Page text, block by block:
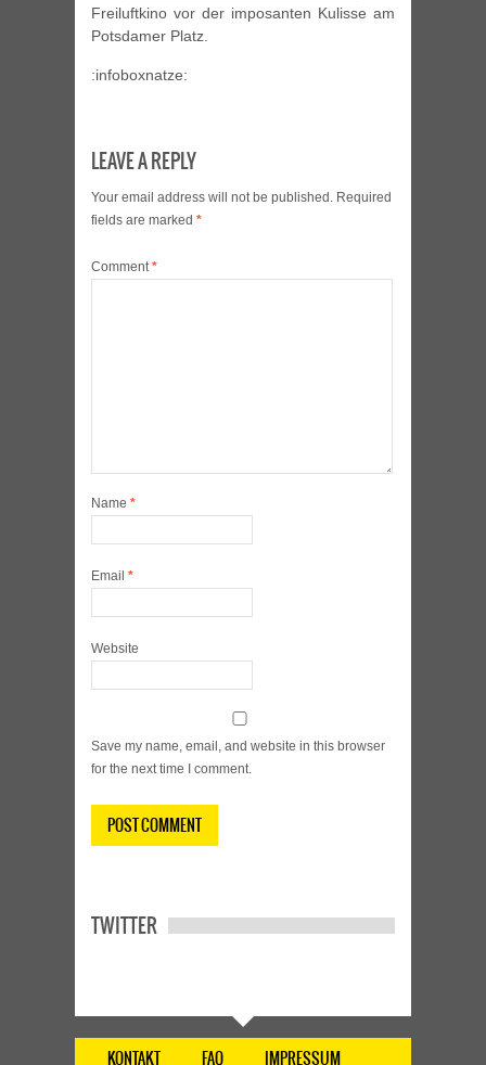
Freiluftkino vor der imposanten Kulisse am
Potsdamer Platz.
:infoboxnatze:
LEAVE A REPLY
Your email address will not be published. Required
fields are marked *
Comment*
Name *
Email *
Website
Save my name, email, and website in this browser
for the next time I comment.
TWITTER
KONTAKT FAQ IMPRESSUM